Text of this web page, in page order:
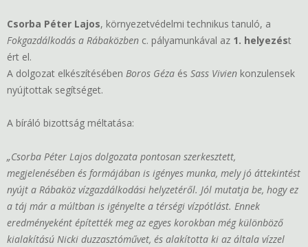
Csorba Péter Lajos, környezetvédelmi technikus tanuló, a
Fokgazdálkodás a Rábaközben c. pályamunkával az 1. helyezést
ért el.
A dolgozat elkészítésében Boros Géza és Sass Vivien konzulensek
nyújtottak segítséget.
A bíráló bizottság méltatása:
„Csorba Péter Lajos dolgozata pontosan szerkesztett,
megjelenésében és formájában is igényes munka, mely jó áttekintést
nyújt a Rábaköz vízgazdálkodási helyzetéről. Jól mutatja be, hogy ez
a táj már a múltban is igényelte a térségi vízpótlást. Ennek
eredményeként építették meg az egyes korokban még különböző
kialakítású Nicki duzzasztóművet, és alakította ki az általa vízzel